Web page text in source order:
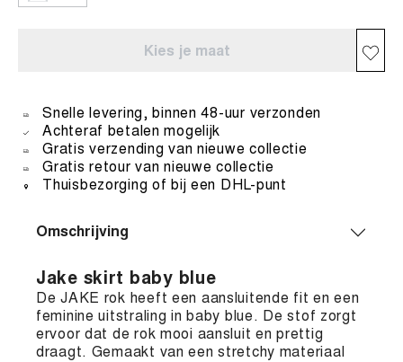
Kies je maat
Snelle levering, binnen 48-uur verzonden
Achteraf betalen mogelijk
Gratis verzending van nieuwe collectie
Gratis retour van nieuwe collectie
Thuisbezorging of bij een DHL-punt
Omschrijving
Jake skirt baby blue
De JAKE rok heeft een aansluitende fit en een
feminine uitstraling in baby blue. De stof zorgt
ervoor dat de rok mooi aansluit en prettig
draagt. Gemaakt van een stretchy materiaal